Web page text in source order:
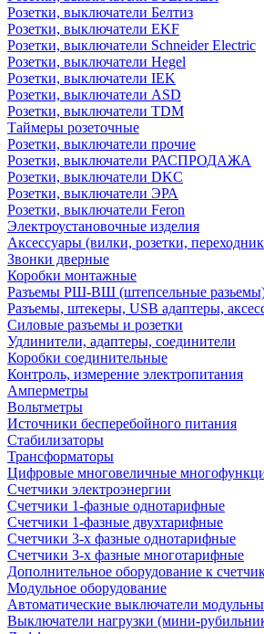
Розетки, выключатели Белтиз
Розетки, выключатели EKF
Розетки, выключатели Schneider Electric
Розетки, выключатели Hegel
Розетки, выключатели IEK
Розетки, выключатели ASD
Розетки, выключатели TDM
Таймеры розеточные
Розетки, выключатели прочие
Розетки, выключатели РАСПРОДАЖА
Розетки, выключатели DKC
Розетки, выключатели ЭРА
Розетки, выключатели Feron
Электроустановочные изделия
Аксессуары (вилки, розетки,
Звонки дверные
Коробки монтажные
Разъемы РШ-ВШ (штепсельные
Разъемы, штекеры, USB адаптеры,
Силовые разъемы и розетки
Удлинители, адаптеры, соединители
Коробки соединительные
Контроль, измерение электропитания
Амперметры
Вольтметры
Источники бесперебойного питания
Стабилизаторы
Трансформаторы
Цифровые многовеличные
Счетчики электроэнергии
Счетчики 1-фазные однотарифные
Счетчики 1-фазные двухтарифные
Счетчики 3-х фазные однотарифные
Счетчики 3-х фазные многотарифные
Дополнительное оборудование к
Модульное оборудование
Автоматические выключатели
Выключатели нагрузки (мини-